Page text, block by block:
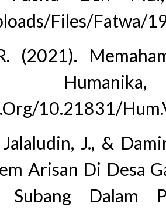
Files/Fatwa/
(2021).
10.21831/
J., &
Arisan Di Desa
Subang Dalam